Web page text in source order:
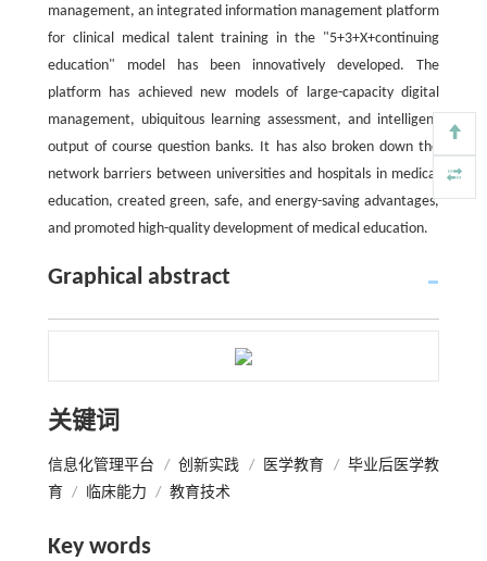
management, an integrated information management platform
for clinical medical talent training in the "5+3+X+continuing
education" model has been innovatively developed. The
platform has achieved new models of large-capacity digital
management, ubiquitous learning assessment, and intelligent
output of course question banks. It has also broken down the
network barriers between universities and hospitals in medical
education, created green, safe, and energy-saving advantages,
and promoted high-quality development of medical education.
Graphical abstract
关键词
信息化管理平台 / 创新实践 / 医学教育 / 毕业后医学教
育 / 临床能力 / 教育技术
Key words